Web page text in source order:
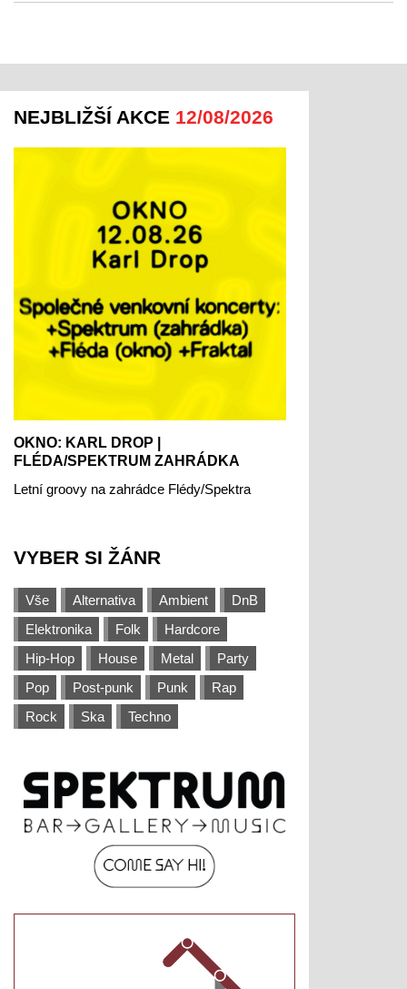
NEJBLIŽŠÍ AKCE 12/08/2026
OKNO: KARL DROP |
FLÉDA/SPEKTRUM ZAHRÁDKA
Letní groovy na zahrádce Flédy/Spektra
VYBER SI ŽÁNR
Vše Alternativa Ambient
DnB
Elektronika
Folk
Hardcore
Hip-Hop
House Metal
Party
Pop
Post-punk Punk
Rap
Rock
Ska Techno